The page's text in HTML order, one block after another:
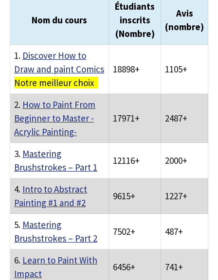
Nom du cours
Étudiants
inscrits
(Nombre)
Avis
(nombre)
1. Discover How to
Draw and paint Comics
Notre meilleur choix
18898+ 1105+
2. How to Paint From
Beginner to Master -
Acrylic Painting-
17971+ 2487+
3. Mastering
Brushstrokes – Part 1
12116+ 2000+
4. Intro to Abstract
Painting #1 and #2
9615+ 1227+
5. Mastering
Brushstrokes – Part 2
7502+ 487+
6. Learn to Paint With
Impact
6456+ 741+